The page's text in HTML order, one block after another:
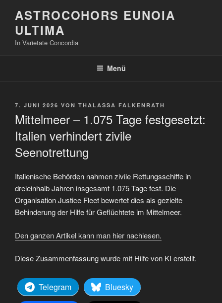
Inhalt
springen
ASTROCOHORS EUNOIA
ULTIMA
In Varietate Concordia
Menü
VERÖFFENTLICHT
7. JUNI 2026 VON THALASSA FALKENRATH
Mittelmeer – 1.075 Tage festgesetzt:
Italien verhindert zivile
Seenotrettung
Italienische Behörden nahmen zivile Rettungsschiffe in
dreieinhalb Jahren insgesamt 1.075 Tage fest. Die
Organisation Justice Fleet bewertet dies als gezielte
Behinderung der Hilfe für Geflüchtete im Mittelmeer.
Den ganzen Artikel kann man hier nachlesen.
Diese Zusammenfassung wurde mit Hilfe von KI erstellt.
Telegram
Bluesky